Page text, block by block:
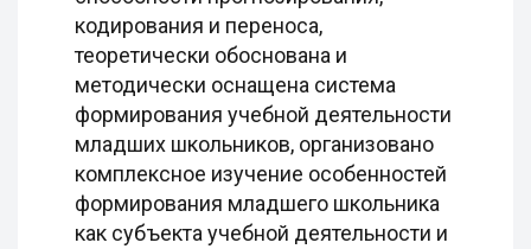
кодирования и переноса,
теоретически обоснована и
методически оснащена система
формирования учебной деятельности
младших школьников, организовано
комплексное изучение особенностей
формирования младшего школьника
как субъекта учебной деятельности и